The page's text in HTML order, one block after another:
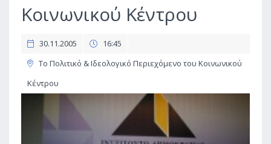
Κοινωνικού Κέντρου
30.11.2005
16:45
Το Πολιτικό & Ιδεολογικό Περιεχόμενο του Κοινωνικού
Κέντρου